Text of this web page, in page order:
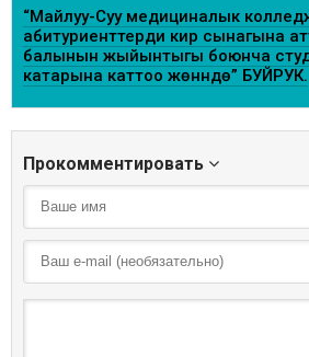
“Майлуу-Суу медициналык
абитуриенттерди кирүү сынагына
балынын жыйынтыгы боюнча
катарына каттоо жөнүндө” БУЙРУК.
Прокомментировать